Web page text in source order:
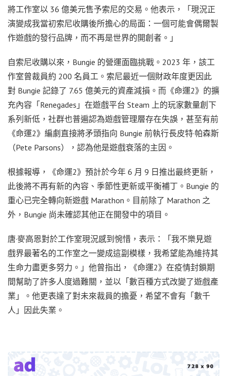
將工作室以 36 億美元售予索尼的交易。他表示，「現況正
演變成我當初索尼收購後所擔心的局面：一個可能會偶爾製
作遊戲的發行品牌，而不再是世界的開創者。」
自索尼收購以來，Bungie 的營運面臨挑戰。2023 年，該工
作室曾裁員約 200 名員工。索尼最近一個財政年度更因此
對 Bungie 記錄了 7.65 億美元的資產減損。而《命運2》的擴
充內容「Renegades」在遊戲平台 Steam 上的玩家數量創下
系列新低，社群也普遍認為遊戲管理層存在失誤，甚至有前
《命運2》編劇直接將矛頭指向 Bungie 前執行長皮特·帕森斯
（Pete Parsons），認為他是遊戲衰落的主因。
根據報導，《命運2》預計於今年 6 月 9 日推出最終更新，
此後將不再有新的內容、季節性更新或平衡補丁。Bungie 的
重心已完全轉向新遊戲 Marathon。目前除了 Marathon 之
外，Bungie 尚未確認其他正在開發中的項目。
唐·麥高恩對於工作室現況感到惋惜，表示：「我不樂見遊
戲界最著名的工作室之一變成這副模樣，我希望能為維持其
生命力盡更多努力。」他曾指出，《命運2》在疫情封鎖期
間幫助了許多人度過難關，並以「數百種方式改變了遊戲產
業」。他更表達了對未來裁員的擔憂，希望不會有「數千
人」因此失業。